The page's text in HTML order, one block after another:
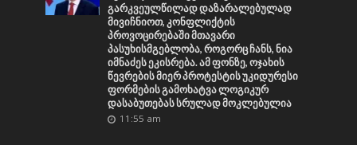
გარკვეულწილად დაზარალებულად
მივიჩნიოთ, კონფლიქტის
პროვოცირებაში მთავარი
პასუხისმგებლობა, როგორც ჩანს, ნია
იმნაძეს ეკისრება. ამ ფონზე, ოჯახის
წევრების მიერ პროტესტის უკიდურესი
ფორმების გამოხატვა ლოგიკურ
დასაბუთებას სრულად მოკლებულია
11:55 am